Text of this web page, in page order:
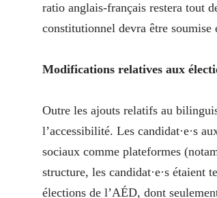
ratio anglais-français restera tout
constitutionnel devra être soumise
Modifications relatives aux
Outre les ajouts relatifs au
l’accessibilité. Les candidat·e·s
sociaux comme plateformes
structure, les candidat·e·s étaient
élections de l’AÉD, dont